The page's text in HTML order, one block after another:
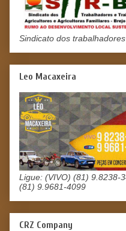
Sindicato dos
Leo Macaxeira
Ligue: (VIVO) (81) 9.8238-
(81) 9.9681-4099
CRZ Company